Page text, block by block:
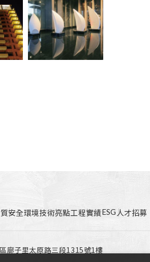
安全環境技術亮點工程實績ESG 人才招募
廍子里太原路三段1315號1樓